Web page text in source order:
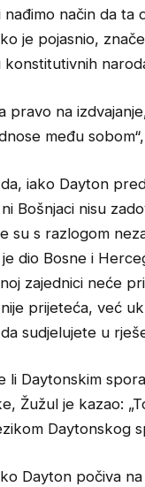
nađimo način da
je pojasnio,
konstitutivnih
pravo na
među
iako Dayton
Bošnjaci nisu
su s razlogom
dio Bosne i
zajednici neće
prijeteća, već
sudjelujete u
li Daytonskim
Žužul je kazao:
Daytonskog
Dayton počiva